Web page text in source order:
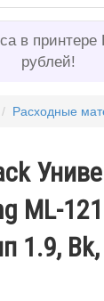
в принтере
рублей!
/ Расходные
ML-
1.9,